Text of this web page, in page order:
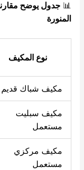
📊جدول يوضح
المنورة
نوع المكيف
مكيف شباك قديم
مكيف سبليت
مستعمل
مكيف مركزي
مستعمل